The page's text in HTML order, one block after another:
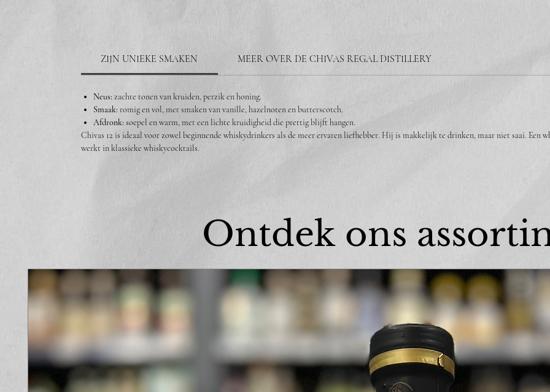
ZIJN UNIEKE SMAKEN MEER OVER DE CHIVAS REGAL DISTILLERY
Neus: zachte tonen van kruiden, perzik en honing.
Smaak: romig en vol, met smaken van vanille, hazelnoten en butterscotch.
Afdronk: soepel en warm, met een lichte kruidigheid die prettig blijft hangen.
Chivas 12 is ideaal voor zowel beginnende whiskydrinkers als de meer ervaren liefhebber. Hij is makkelijk te drinken, maar niet saai. Een
werkt in klassieke whiskycocktails.
Ontdek ons